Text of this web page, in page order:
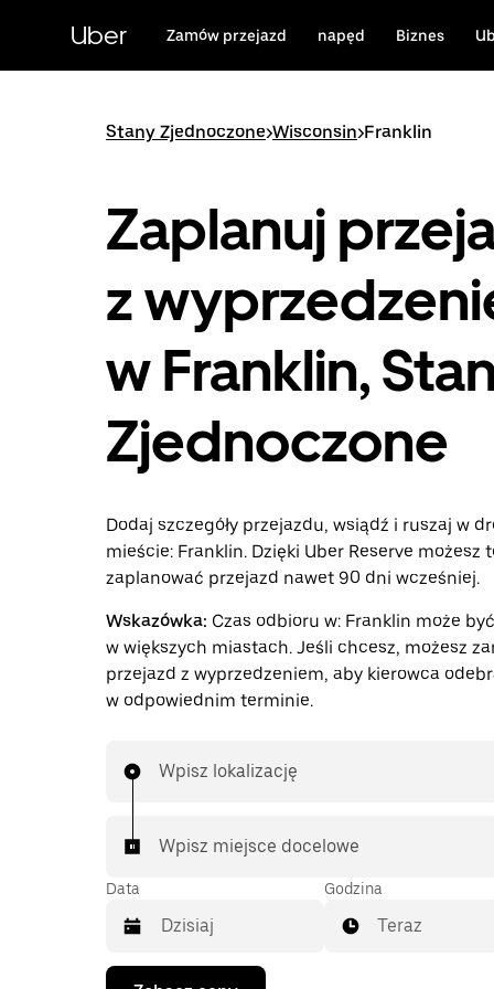
zawartości
Uber Zamów przejazd napęd Biznes
Stany Zjednoczone>Wisconsin>Franklin
Zaplanuj
z
w Franklin,
Zjednoczone
Dodaj szczegóły przejazdu, wsiądź i ruszaj w
mieście: Franklin. Dzięki Uber Reserve możesz
zaplanować przejazd nawet 90 dni wcześniej.
Wskazówka: Czas odbioru w: Franklin może
w większych miastach. Jeśli chcesz, możesz
przejazd z wyprzedzeniem, aby kierowca
w odpowiednim terminie.
Wpisz lokalizację
Wpisz miejsce docelowe
Data
Naciśnij
Godzina
Teraz